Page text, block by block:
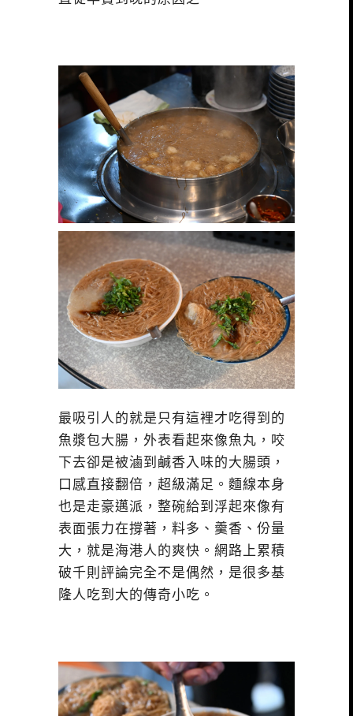
最吸引人的就是只有這裡才吃得到的
魚漿包大腸，外表看起來像魚丸，咬
下去卻是被滷到鹹香入味的大腸頭，
口感直接翻倍，超級滿足。麵線本身
也是走豪邁派，整碗給到浮起來像有
表面張力在撐著，料多、羹香、份量
大，就是海港人的爽快。網路上累積
破千則評論完全不是偶然，是很多基
隆人吃到大的傳奇小吃。